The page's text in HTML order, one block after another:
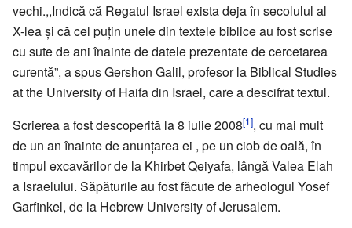
vechi.,,Indică că Regatul Israel exista deja în secolulul al
X-lea şi că cel puţin unele din textele biblice au fost scrise
cu sute de ani înainte de datele prezentate de cercetarea
curentă”, a spus Gershon Galil, profesor la Biblical Studies
at the University of Haifa din Israel, care a descifrat textul.
Scrierea a fost descoperită la 8 iulie 2008[1], cu mai mult
de un an înainte de anunţarea ei , pe un ciob de oală, în
timpul excavărilor de la Khirbet Qeiyafa, lângă Valea Elah
a Israelului. Săpăturile au fost făcute de arheologul Yosef
Garfinkel, de la Hebrew University of Jerusalem.